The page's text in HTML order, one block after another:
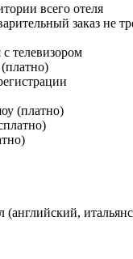
всего отеля
заказ не
телевизором
(платно)